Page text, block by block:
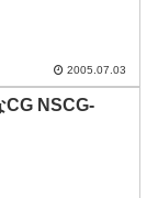
2005.07.03
CG NSCG-